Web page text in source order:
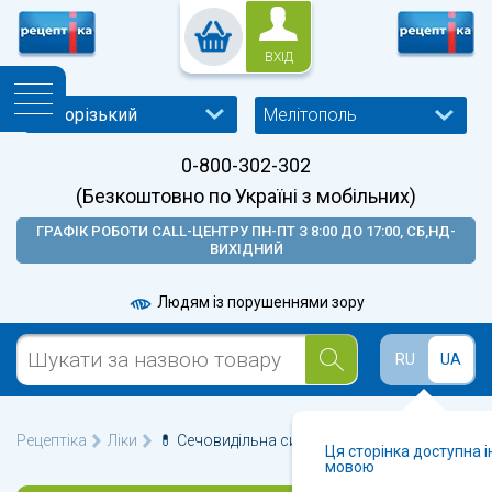
ВХІД
Мелітополь
0-800-302-302
(Безкоштовно по Україні з мобільних)
ГРАФІК РОБОТИ CALL-ЦЕНТРУ ПН-ПТ З 8:00 ДО 17:00, СБ,НД-
ВИХІДНИЙ
Людям із порушеннями зору
RU UA
Ця сторінка доступна
мовою
Рецептіка Ліки 💊 Сечовидільна система у Мелітополі 🩺